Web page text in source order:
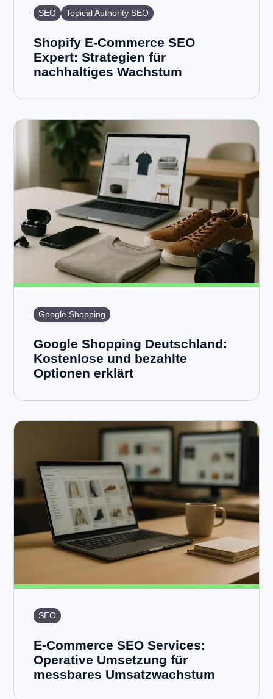
SEO Topical Authority SEO
Shopify E-Commerce SEO
Expert: Strategien für
nachhaltiges Wachstum
Google Shopping
Google Shopping Deutschland:
Kostenlose und bezahlte
Optionen erklärt
SEO
E-Commerce SEO Services:
Operative Umsetzung für
messbares Umsatzwachstum